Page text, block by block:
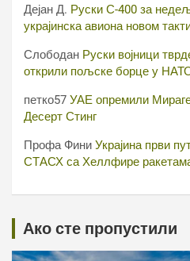
Дејан Д. Руски С-400 за
украјинска авиона новом
Слободан Руски војници
открили пољске борце у
петко57 УАЕ опремили
Десерт Стинг
Профа Фини Украјина први
СТАСХ са Хеллфире
Ако сте пропустили